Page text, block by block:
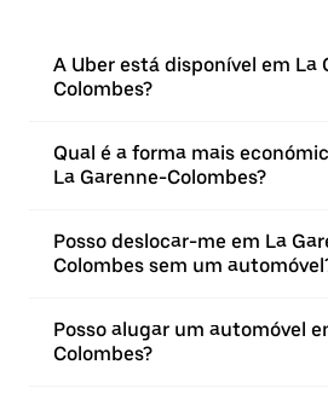
A Uber está disponível em La
Colombes?
Qual é a forma mais
La Garenne-Colombes?
Posso deslocar-me em La
Colombes sem um
Posso alugar um automóvel
Colombes?